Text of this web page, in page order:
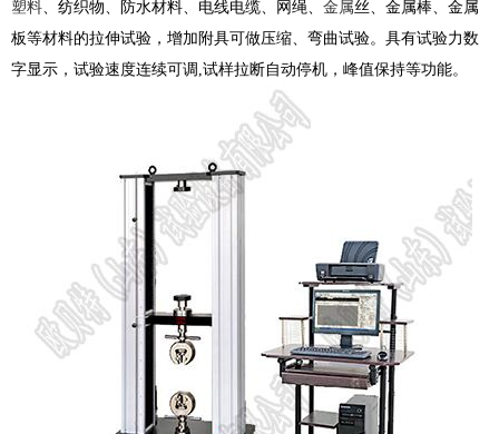
塑料 、纺织物、防水材料、电线电缆、网绳、 金属丝、金属棒、金属
板等材料的拉伸试验，增加附具可做压缩、弯曲试验。具有试验力数
字显示，试验速度连续可调,试样拉断自动停机，峰值保持等功能。